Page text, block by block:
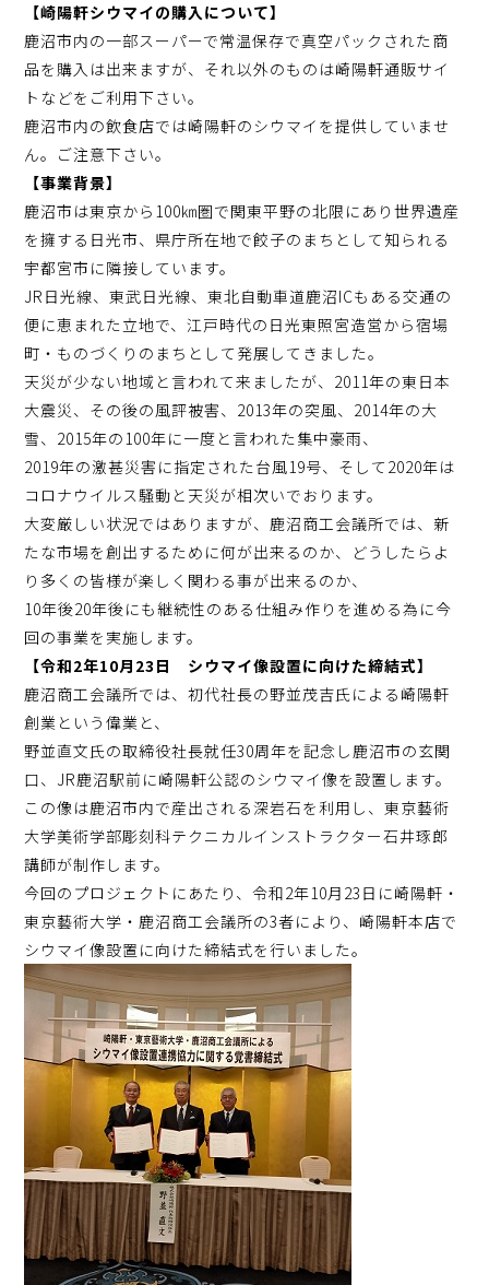
【崎陽軒シウマイの購入について】
鹿沼市内の一部スーパーで常温保存で真空パックされた商
品を購入は出来ますが、それ以外のものは崎陽軒通販サイ
トなどをご利用下さい。
鹿沼市内の飲食店では崎陽軒のシウマイを提供していませ
ん。ご注意下さい。
【事業背景】
鹿沼市は東京から100㎞圏で関東平野の北限にあり世界遺産
を擁する日光市、県庁所在地で餃子のまちとして知られる
宇都宮市に隣接しています。
JR日光線、東武日光線、東北自動車道鹿沼ICもある交通の
便に恵まれた立地で、江戸時代の日光東照宮造営から宿場
町・ものづくりのまちとして発展してきました。
天災が少ない地域と言われて来ましたが、2011年の東日本
大震災、その後の風評被害、2013年の突風、2014年の大
雪、2015年の100年に一度と言われた集中豪雨、
2019年の激甚災害に指定された台風19号、そして2020年は
コロナウイルス騒動と天災が相次いでおります。
大変厳しい状況ではありますが、鹿沼商工会議所では、新
たな市場を創出するために何が出来るのか、どうしたらよ
り多くの皆様が楽しく関わる事が出来るのか、
10年後20年後にも継続性のある仕組み作りを進める為に今
回の事業を実施します。
【令和2年10月23日 シウマイ像設置に向けた締結式】
鹿沼商工会議所では、初代社長の野並茂吉氏による崎陽軒
創業という偉業と、
野並直文氏の取締役社長就任30周年を記念し鹿沼市の玄関
口、JR鹿沼駅前に崎陽軒公認のシウマイ像を設置します。
この像は鹿沼市内で産出される深岩石を利用し、東京藝術
大学美術学部彫刻科テクニカルインストラクター石井琢郎
講師が制作します。
今回のプロジェクトにあたり、令和2年10月23日に崎陽軒・
東京藝術大学・鹿沼商工会議所の3者により、崎陽軒本店で
シウマイ像設置に向けた締結式を行いました。